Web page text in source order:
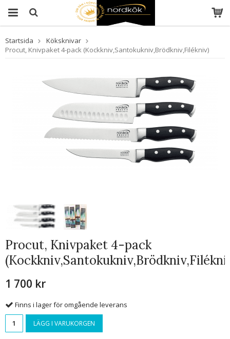
Startsida
Köksknivar
Procut, Knivpaket 4-pack (Kockkniv,Santokukniv,Brödkniv,Filékniv)
Procut, Knivpaket 4-pack
1 700 kr
Finns i lager för omgående leverans
LÄGG I VARUKORGEN